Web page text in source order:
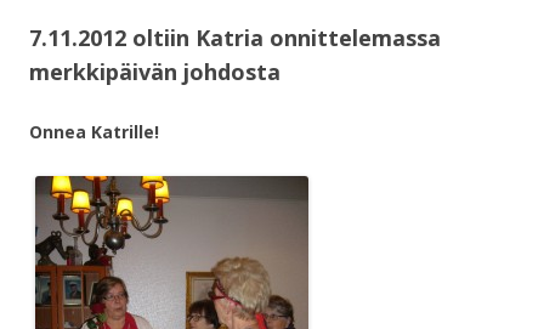
7.11.2012 oltiin Katria onnittelemassa
merkkipäivän johdosta
Onnea Katrille!